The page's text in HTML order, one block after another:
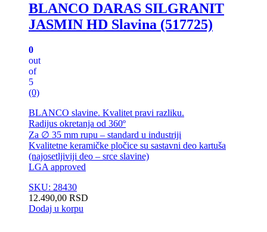
BLANCO DARAS SILGRANIT
JASMIN HD Slavina (517725)
0
out
of
5
(0)
BLANCO slavine. Kvalitet pravi razliku.
Radijus okretanja od 360º
Za ∅ 35 mm rupu – standard u industriji
Kvalitetne keramičke pločice su sastavni deo kartuša
(najosetljiviji deo – srce slavine)
LGA approved
SKU: 28430
12.490,00 RSD
Dodaj u korpu